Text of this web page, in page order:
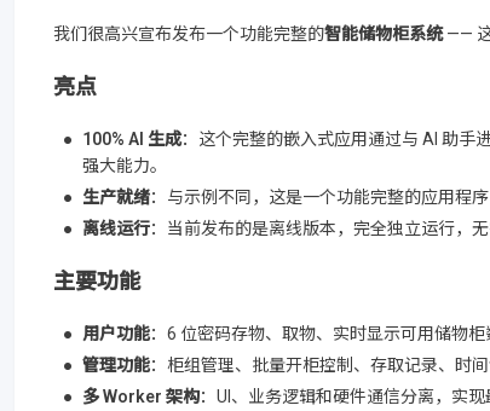
我们很高兴宣布发布一个功能完整的智能储物柜系统—— 这
亮点
100% AI 生成：这个完整的嵌入式应用通过与 AI 助手
强大能力。
生产就绪：与示例不同，这是一个功能完整的应用程
离线运行：当前发布的是离线版本，完全独立运行，无
主要功能
用户功能：6 位密码存物、取物、实时显示可用储物柜
管理功能：柜组管理、批量开柜控制、存取记录、时
多 Worker 架构：UI、业务逻辑和硬件通信分离，实现